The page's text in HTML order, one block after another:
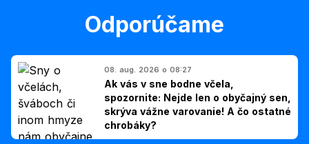
Odporúčame
08. aug. 2026 o 08:27
Ak vás v sne bodne včela,
spozornite: Nejde len o obyčajný sen,
skrýva vážne varovanie! A čo ostatné
chrobáky?